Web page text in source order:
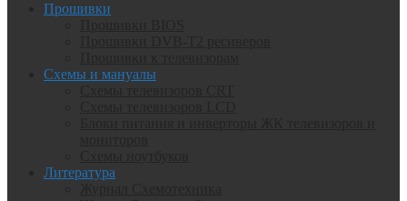
Прошивки
Схемы и мануалы
Литература